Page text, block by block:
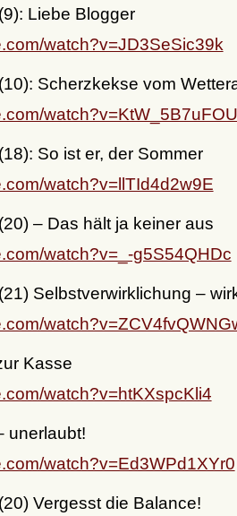
Liebe Blogger
watch?v=JD3SeSic39k
Scherzkekse vom
watch?v=KtW_5B7uFOU
So ist er, der Sommer
watch?v=llTId4d2w9E
– Das hält ja keiner aus
watch?v=_-g5S54QHDc
Selbstverwirklichung –
Kasse
watch?v=htKXspcKli4
unerlaubt!
watch?v=Ed3WPd1XYr0
Vergesst die Balance!